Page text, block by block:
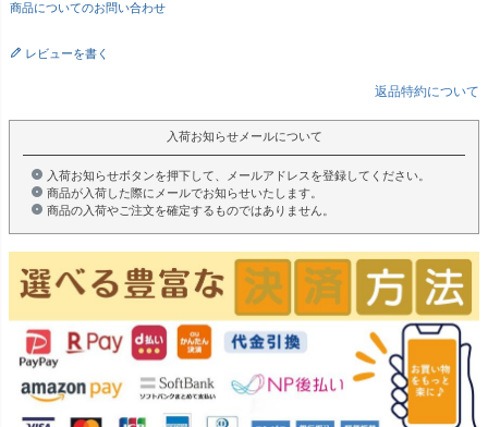
商品についてのお問い合わせ
レビューを書く
返品特約について
入荷お知らせメールについて
入荷お知らせボタンを押下して、メールアドレスを登録してください。
商品が入荷した際にメールでお知らせいたします。
商品の入荷やご注文を確定するものではありません。